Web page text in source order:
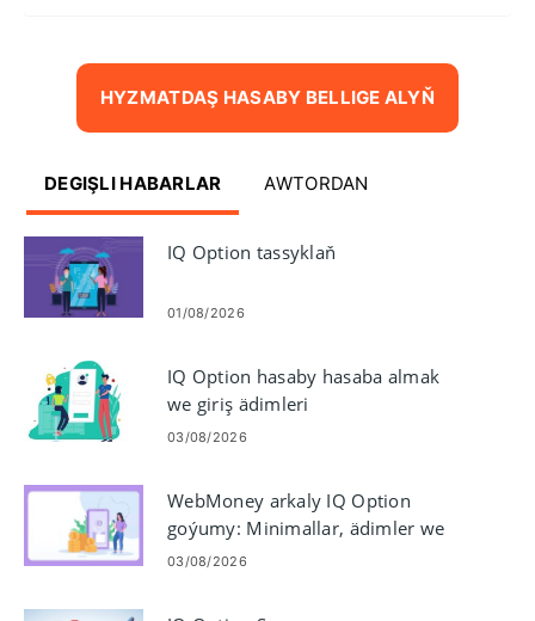
HYZMATDAŞ HASABY BELLIGE ALYŇ
DEGIŞLI HABARLAR AWTORDAN
IQ Option tassyklaň
01/08/2026
IQ Option hasaby hasaba almak
we giriş ädimleri
03/08/2026
WebMoney arkaly IQ Option
goýumy: Minimallar, ädimler we
wagt
03/08/2026